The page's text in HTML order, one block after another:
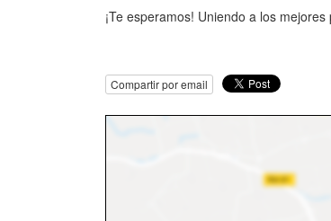
¡Te esperamos! Uniendo a los
Compartir por email